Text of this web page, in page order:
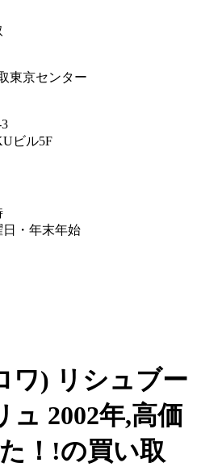
ビル5F
・年末年始